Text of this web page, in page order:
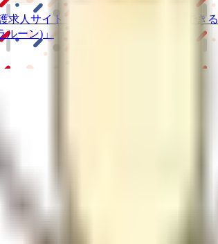
求人サイト 「ジョブメドレー」 納得できる
ルーン)」